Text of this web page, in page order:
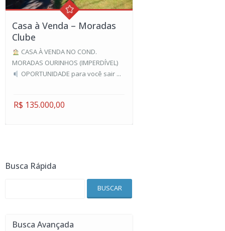
Casa à Venda – Moradas
Clube
CASA À VENDA NO COND.
MORADAS OURINHOS (IMPERDÍVEL)
OPORTUNIDADE para você sair ...
R$ 135.000,00
Busca Rápida
BUSCAR
Busca Avançada